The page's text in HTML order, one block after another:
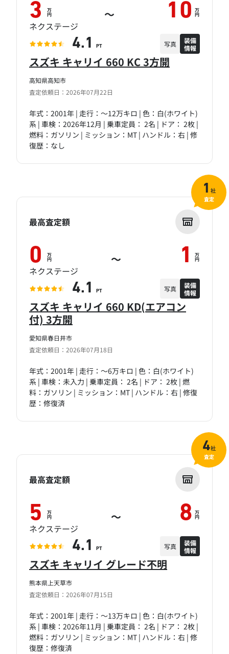
高知県高知市
査定依頼日：2026年07月22日
スズキ キャリイ 660 KC 3方開
年式：2001年 | 走行：～12万キロ | 色：白(ホワイト)
系 | 車検：2026年12月 | 乗車定員： 2名 | ドア： 2枚 |
燃料：ガソリン | ミッション：MT | ハンドル：右 | 修
復歴：なし
3 万
円 ～ 10 万
円
ネクステージ
4.1 PT 写真
装備
情報
愛知県春日井市
査定依頼日：2026年07月18日
スズキ キャリイ 660 KD(エアコン
付) 3方開
年式：2001年 | 走行：～6万キロ | 色：白(ホワイト)
系 | 車検：未入力 | 乗車定員： 2名 | ドア： 2枚 | 燃
料：ガソリン | ミッション：MT | ハンドル：右 | 修復
歴：修復済
最高査定額
0 万
円 ～ 1 万
円
ネクステージ
4.1 PT 写真
装備
情報
1 社
査定
熊本県上天草市
査定依頼日：2026年07月15日
スズキ キャリイ グレード不明
年式：2001年 | 走行：～13万キロ | 色：白(ホワイト)
系 | 車検：2026年11月 | 乗車定員： 2名 | ドア： 2枚 |
燃料：ガソリン | ミッション：MT | ハンドル：右 | 修
復歴：修復済
最高査定額
5 万
円 ～ 8 万
円
ネクステージ
4.1 PT 写真
装備
情報
4社
査定